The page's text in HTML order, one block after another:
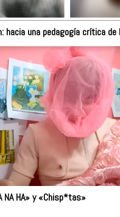
hacia una pedagogía crítica de
NA HA» y «Chisp*tas»